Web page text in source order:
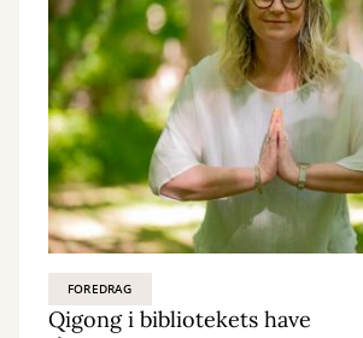
FOREDRAG
Qigong i bibliotekets have